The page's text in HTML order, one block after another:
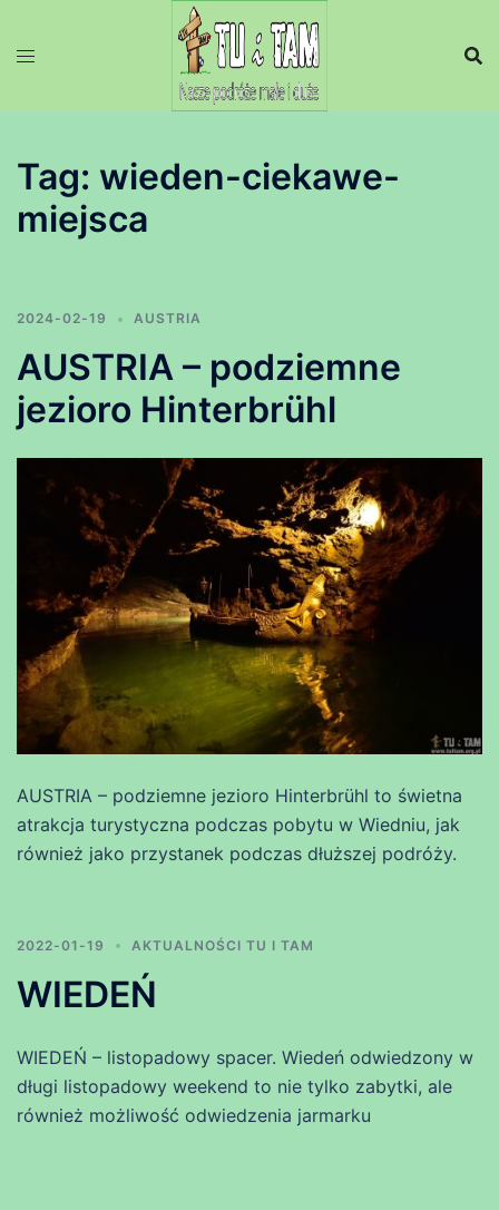
Tag: wieden-ciekawe-
miejsca
2024-02-19 AUSTRIA
AUSTRIA – podziemne
jezioro Hinterbrühl
AUSTRIA – podziemne jezioro Hinterbrühl to świetna
atrakcja turystyczna podczas pobytu w Wiedniu, jak
również jako przystanek podczas dłuższej podróży.
2022-01-19 AKTUALNOŚCI TU I TAM
WIEDEŃ
WIEDEŃ – listopadowy spacer. Wiedeń odwiedzony w
długi listopadowy weekend to nie tylko zabytki, ale
również możliwość odwiedzenia jarmarku